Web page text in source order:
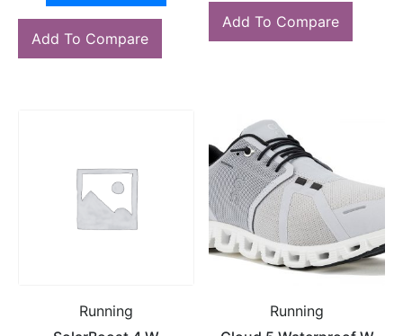
Add To Compare
Add To Compare
Running
Running